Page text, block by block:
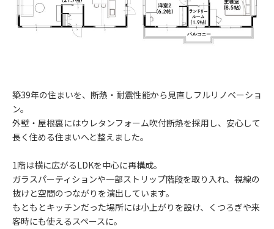
築39年の住まいを、断熱・耐震性能から見直しフルリノベーショ
ン。
外壁・屋根裏にはウレタンフォーム吹付断熱を採用し、安心して
長く住める住まいへと整えました。
1階は横に広がるLDKを中心に再構成。
ガラスパーティションや一部ストリップ階段を取り入れ、視線の
抜けと空間のつながりを演出しています。
もともとキッチンだった場所には小上がりを設け、くつろぎや来
客時にも使えるスペースに。